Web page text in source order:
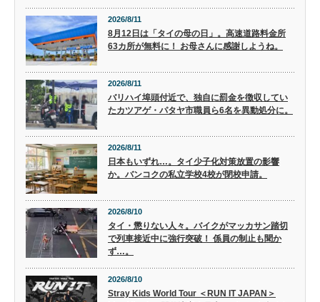
2026/8/11
8月12日は「タイの母の日」。高速道路料金所
63カ所が無料に！ お母さんに感謝しようね。
2026/8/11
バリハイ埠頭付近で、独自に罰金を徴収してい
たカツアゲ・パタヤ市職員ら6名を異動処分に。
2026/8/11
日本もいずれ…。タイ少子化対策放置の影響
か。バンコクの私立学校4校が閉校申請。
2026/8/10
タイ・懲りない人々。バイクがマッカサン踏切
で列車接近中に強行突破！ 係員の制止も聞か
ず…。
2026/8/10
Stray Kids World Tour ＜RUN IT JAPAN＞